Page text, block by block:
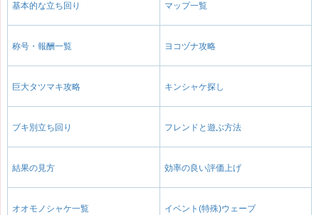
基本的な立ち回り マップ一覧
称号・報酬一覧 ヨコヅナ攻略
巨大タツマキ攻略 キンシャケ探し
ブキ別立ち回り フレンドと遊ぶ方法
結果の見方 効率の良い評価上げ
オオモノシャケ一覧 イベント(特殊)ウェーブ